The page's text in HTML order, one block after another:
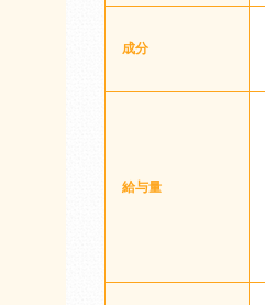
成分
給与量